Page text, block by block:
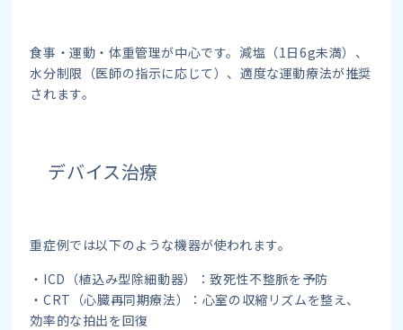
食事・運動・体重管理が中心です。減塩（1日6g未満）、
水分制限（医師の指示に応じて）、適度な運動療法が推奨
されます。
デバイス治療
重症例では以下のような機器が使われます。
・ICD（植込み型除細動器）：致死性不整脈を予防
・CRT（心臓再同期療法）：心室の収縮リズムを整え、
効率的な拍出を回復